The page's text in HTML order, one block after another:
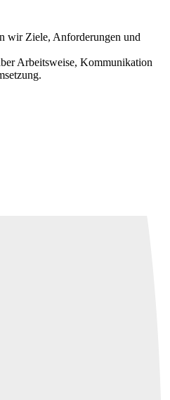
wir Ziele, Anforderungen und
Arbeitsweise, Kommunikation